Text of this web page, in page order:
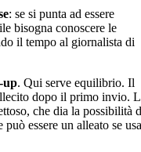
: se si punta ad essere
bisogna conoscere le
il tempo al giornalista di
up. Qui serve equilibrio. Il
dopo il primo invio.
che dia la possibilità
essere un alleato se